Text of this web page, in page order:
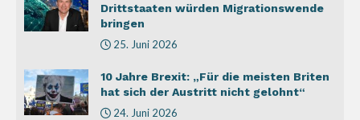
Drittstaaten würden Migrationswende
bringen
25. Juni 2026
10 Jahre Brexit: „Für die meisten Briten
hat sich der Austritt nicht gelohnt“
24. Juni 2026